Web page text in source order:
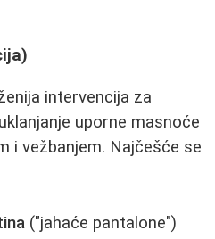
intervencija za
uporne masnoće
i vežbanjem. Najčešće se
("jahaće pantalone")